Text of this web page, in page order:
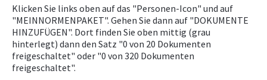
Klicken Sie links oben auf das "Personen-Icon" und auf
"MEINNORMENPAKET". Gehen Sie dann auf "DOKUMENTE
HINZUFÜGEN". Dort finden Sie oben mittig (grau
hinterlegt) dann den Satz "0 von 20 Dokumenten
freigeschaltet" oder "0 von 320 Dokumenten
freigeschaltet".